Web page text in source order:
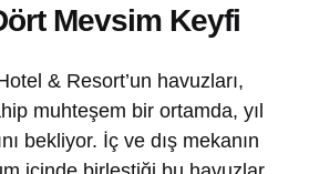
Mevsim Keyfi
& Resort’un havuzları,
muhteşem bir ortamda, yıl
bekliyor. İç ve dış mekanın